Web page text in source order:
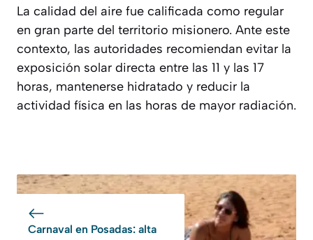
La calidad del aire fue calificada como regular
en gran parte del territorio misionero. Ante este
contexto, las autoridades recomiendan evitar la
exposición solar directa entre las 11 y las 17
horas, mantenerse hidratado y reducir la
actividad física en las horas de mayor radiación.
Carnaval en Posadas: alta